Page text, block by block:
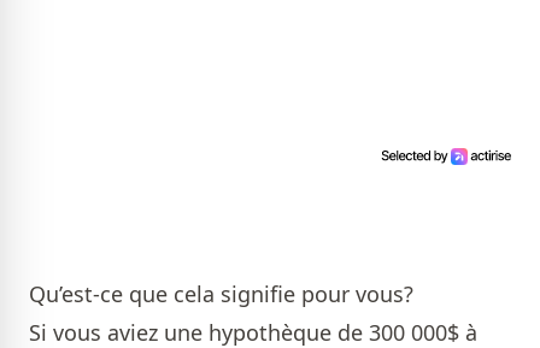
Qu’est-ce que cela signifie pour vous?
Si vous aviez une hypothèque de 300 000$ à